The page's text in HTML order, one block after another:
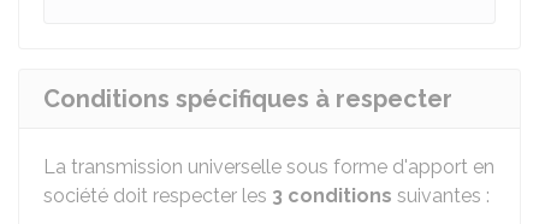
Conditions spécifiques à respecter
La transmission universelle sous forme d'apport en
société doit respecter les 3 conditions suivantes :